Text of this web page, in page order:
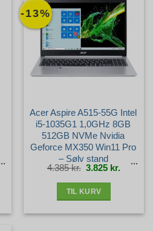
-13%
Acer Aspire A515-55G Intel
i5-1035G1 1,0GHz 8GB
512GB NVMe Nvidia
Geforce MX350 Win11 Pro
– Sølv stand
4.385kr. Den
oprindelige
pris
3.825 kr. Den
aktuelle
pris
TIL KURV